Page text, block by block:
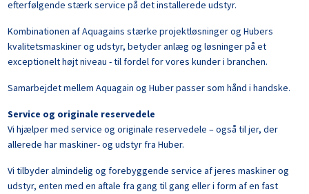
efterfølgende stærk service på det installerede udstyr.
Kombinationen af Aquagains stærke projektløsninger og Hubers
kvalitetsmaskiner og udstyr, betyder anlæg og løsninger på et
exceptionelt højt niveau - til fordel for vores kunder i branchen.
Samarbejdet mellem Aquagain og Huber passer som hånd i handske.
Service og originale reservedele
Vi hjælper med service og originale reservedele – også til jer, der
allerede har maskiner- og udstyr fra Huber.
Vi tilbyder almindelig og forebyggende service af jeres maskiner og
udstyr, enten med en aftale fra gang til gang eller i form af en fast